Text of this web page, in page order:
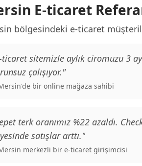
E-ticaret
bölgesindeki e-ticaret
ticaret sitemizle aylık ciromuzu 3
çalışıyor."
bir online mağaza sahibi
terk oranımız %22 azaldı.
satışlar arttı."
merkezli bir e-ticaret girişimcisi